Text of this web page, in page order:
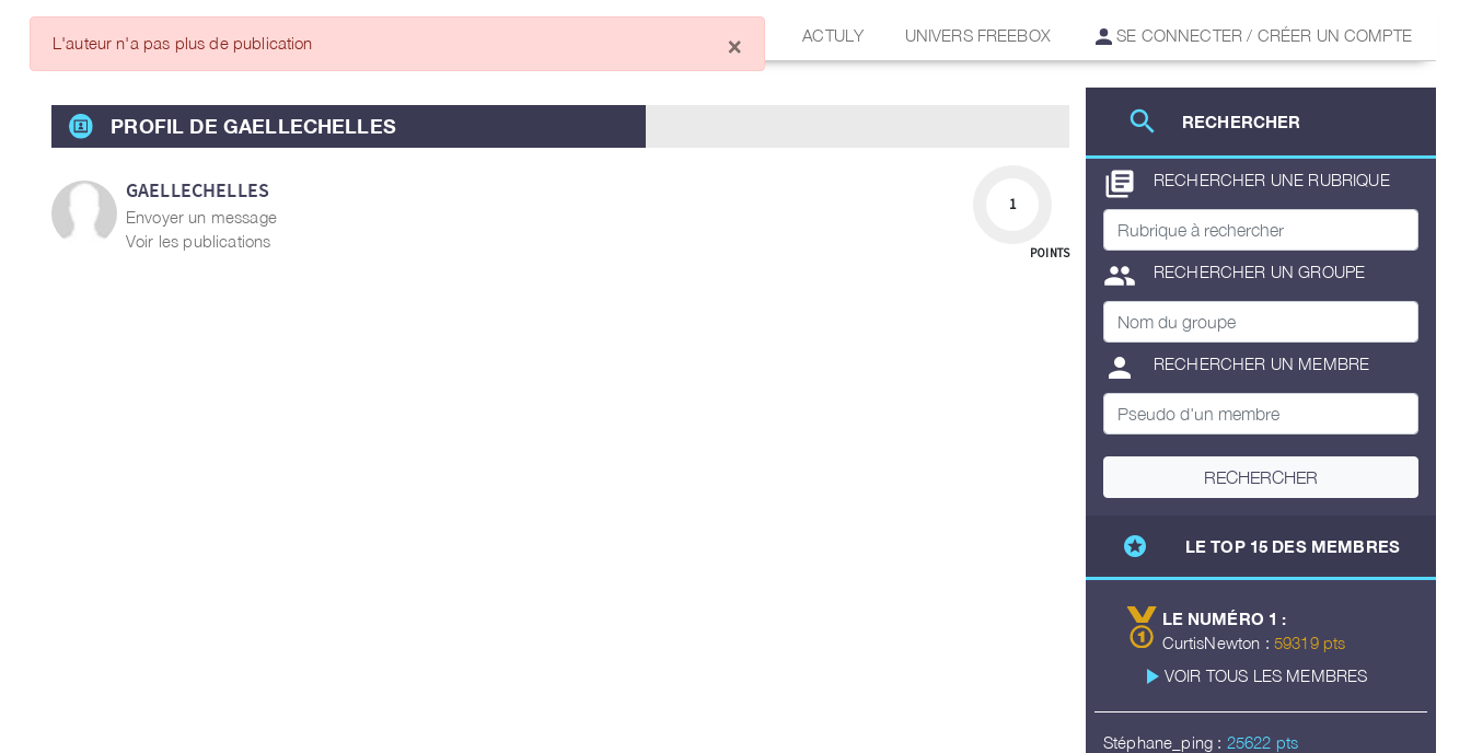
ARTICLES DES MEMBRES ACTULY UNIVERS FREEBOX SE CONNECTER / CRÉER UN COMPTE
search RECHERCHER
library_books RECHERCHER UNE RUBRIQUE
group RECHERCHER UN GROUPE
person RECHERCHER UN MEMBRE
RECHERCHER
stars LE TOP 15 DES MEMBRES
LE NUMÉRO 1 :
CurtisNewton : 59319 pts
play_arrow VOIR TOUS LES MEMBRES
Stéphane_ping : 25622 pts
PROFIL DE GAELLECHELLES
GAELLECHELLES
Envoyer un message
Voir les publications
1
POINTS
L'auteur n'a pas plus de publication ×